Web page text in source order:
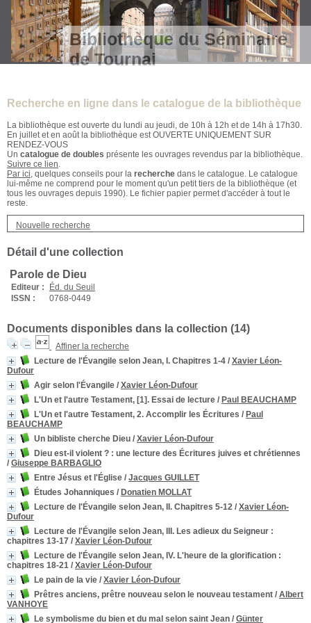
Bibliothèque du Séminaire
de Tournai
Recherche en ligne dans le catalogue de la bibliothèque
La bibliothèque est ouverte du lundi au jeudi, de 10h à 12h et de 14h à 17h30.
En juillet et en août la bibliothèque est OUVERTE UNIQUEMENT SUR
RENDEZ-VOUS
Un catalogue de doubles présente les ouvrages revendus par la bibliothèque.
Suivre ce lien.
Par ici, quelques conseils pour la recherche dans le catalogue. Le catalogue
lui-même ne comprend pour le moment qu'un petit tiers de la bibliothèque (et
tous les ouvrages depuis 1990). Le fichier papier permet d'accéder à tout le
reste.
Nouvelle recherche
Détail d'une collection
Parole de Dieu
Editeur :
Éd. du Seuil
ISSN :
0768-0449
Documents disponibles dans la collection (14)
Affiner la recherche
Lecture de l'Évangile selon Jean, I. Chapitres 1-4 / Xavier Léon-
Dufour
Agir selon l'Évangile / Xavier Léon-Dufour
L'Un et l'autre Testament, [1]. Essai de lecture / Paul BEAUCHAMP
L'Un et l'autre Testament, 2. Accomplir les Écritures / Paul
BEAUCHAMP
Un bibliste cherche Dieu / Xavier Léon-Dufour
Dieu est-il violent ? : une lecture des Écritures juives et chrétiennes
/ Giuseppe BARBAGLIO
Entre Jésus et l'Église / Jacques GUILLET
Études Johanniques / Donatien MOLLAT
Lecture de l'Évangile selon Jean, II. Chapitres 5-12 / Xavier Léon-
Dufour
Lecture de l'Évangile selon Jean, III. Les adieux du Seigneur :
chapitres 13-17 / Xavier Léon-Dufour
Lecture de l'Évangile selon Jean, IV. L'heure de la glorification :
chapitres 18-21 / Xavier Léon-Dufour
Le pain de la vie / Xavier Léon-Dufour
Prêtres anciens, prêtre nouveau selon le nouveau testament / Albert
VANHOYE
Le symbolisme du bien et du mal selon saint Jean / Günter